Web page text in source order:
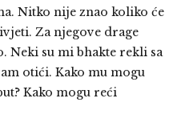
Nitko nije znao koliko će
Za njegove drage
Neki su mi bhakte rekli sa
otići. Kako mu mogu
Kako mogu reći